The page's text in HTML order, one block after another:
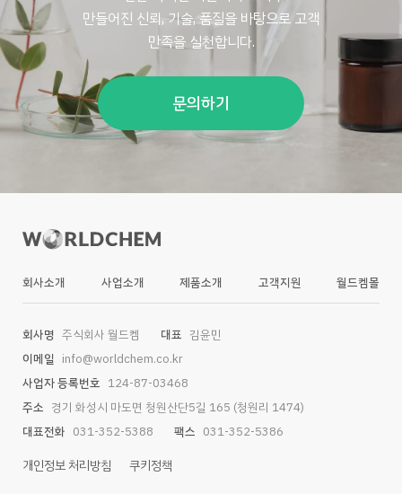
만들어진 신뢰, 기술, 품질을 바탕으로 고객
만족을 실천합니다.
문의하기
회사소개 사업소개 제품소개 고객지원 월드켐몰
회사명 주식회사 월드켐 대표 김윤민
이메일 info@worldchem.co.kr
사업자 등록번호 124-87-03468
주소 경기 화성시 마도면 청원산단5길 165 (청원리 1474)
대표전화 031-352-5388 팩스 031-352-5386
개인정보 처리방침 쿠키정책